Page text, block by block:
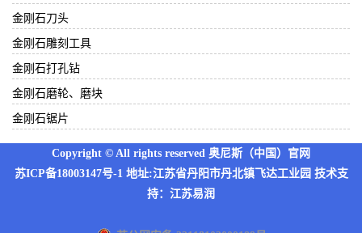
金刚石刀头
金刚石雕刻工具
金刚石打孔钻
金刚石磨轮、磨块
金刚石锯片
Copyright © All rights reserved 奥尼斯（中国）官网
苏ICP备18003147号-1 地址:江苏省丹阳市丹北镇飞达工业园 技术支
持： 江苏易润